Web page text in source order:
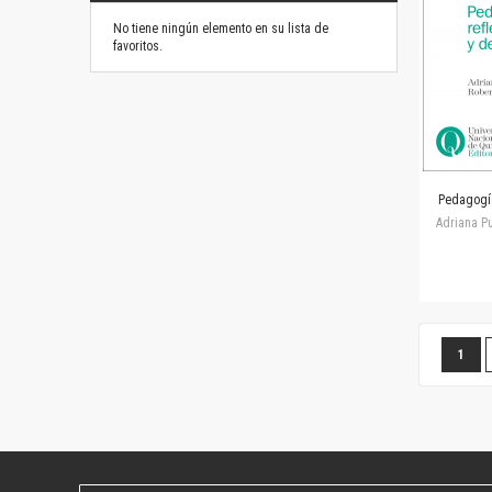
Adriana
Estás
1
No tiene ningún elemento en su lista de
favoritos.